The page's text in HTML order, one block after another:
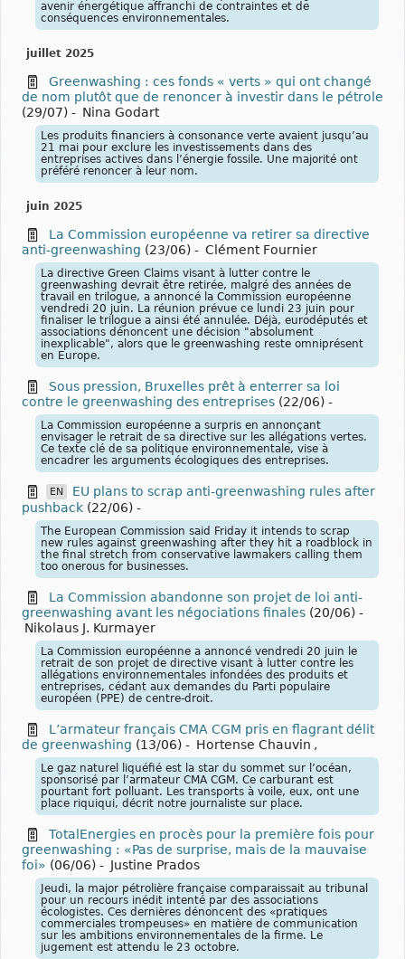
avenir énergétique affranchi de contraintes et de
conséquences environnementales.
juillet 2025
Greenwashing : ces fonds « verts » qui ont changé
de nom plutôt que de renoncer à investir dans le pétrole
(29/07) - Nina Godart
Les produits financiers à consonance verte avaient jusqu’au
21 mai pour exclure les investissements dans des
entreprises actives dans l’énergie fossile. Une majorité ont
préféré renoncer à leur nom.
juin 2025
La Commission européenne va retirer sa directive
anti-greenwashing (23/06) - Clément Fournier
La directive Green Claims visant à lutter contre le
greenwashing devrait être retirée, malgré des années de
travail en trilogue, a annoncé la Commission européenne
vendredi 20 juin. La réunion prévue ce lundi 23 juin pour
finaliser le trilogue a ainsi été annulée. Déjà, eurodéputés et
associations dénoncent une décision "absolument
inexplicable", alors que le greenwashing reste omniprésent
en Europe.
Sous pression, Bruxelles prêt à enterrer sa loi
contre le greenwashing des entreprises (22/06) -
La Commission européenne a surpris en annonçant
envisager le retrait de sa directive sur les allégations vertes.
Ce texte clé de sa politique environnementale, vise à
encadrer les arguments écologiques des entreprises.
EN
EU plans to scrap anti-greenwashing rules after
pushback (22/06) -
The European Commission said Friday it intends to scrap
new rules against greenwashing after they hit a roadblock in
the final stretch from conservative lawmakers calling them
too onerous for businesses.
La Commission abandonne son projet de loi anti-
greenwashing avant les négociations finales (20/06) -
Nikolaus J. Kurmayer
La Commission européenne a annoncé vendredi 20 juin le
retrait de son projet de directive visant à lutter contre les
allégations environnementales infondées des produits et
entreprises, cédant aux demandes du Parti populaire
européen (PPE) de centre-droit.
L’armateur français CMA CGM pris en flagrant délit
de greenwashing (13/06) - Hortense Chauvin ,
Le gaz naturel liquéfié est la star du sommet sur l’océan,
sponsorisé par l’armateur CMA CGM. Ce carburant est
pourtant fort polluant. Les transports à voile, eux, ont une
place riquiqui, décrit notre journaliste sur place.
TotalEnergies en procès pour la première fois pour
greenwashing : «Pas de surprise, mais de la mauvaise
foi» (06/06) - Justine Prados
Jeudi, la major pétrolière française comparaissait au tribunal
pour un recours inédit intenté par des associations
écologistes. Ces dernières dénoncent des «pratiques
commerciales trompeuses» en matière de communication
sur les ambitions environnementales de la firme. Le
jugement est attendu le 23 octobre.